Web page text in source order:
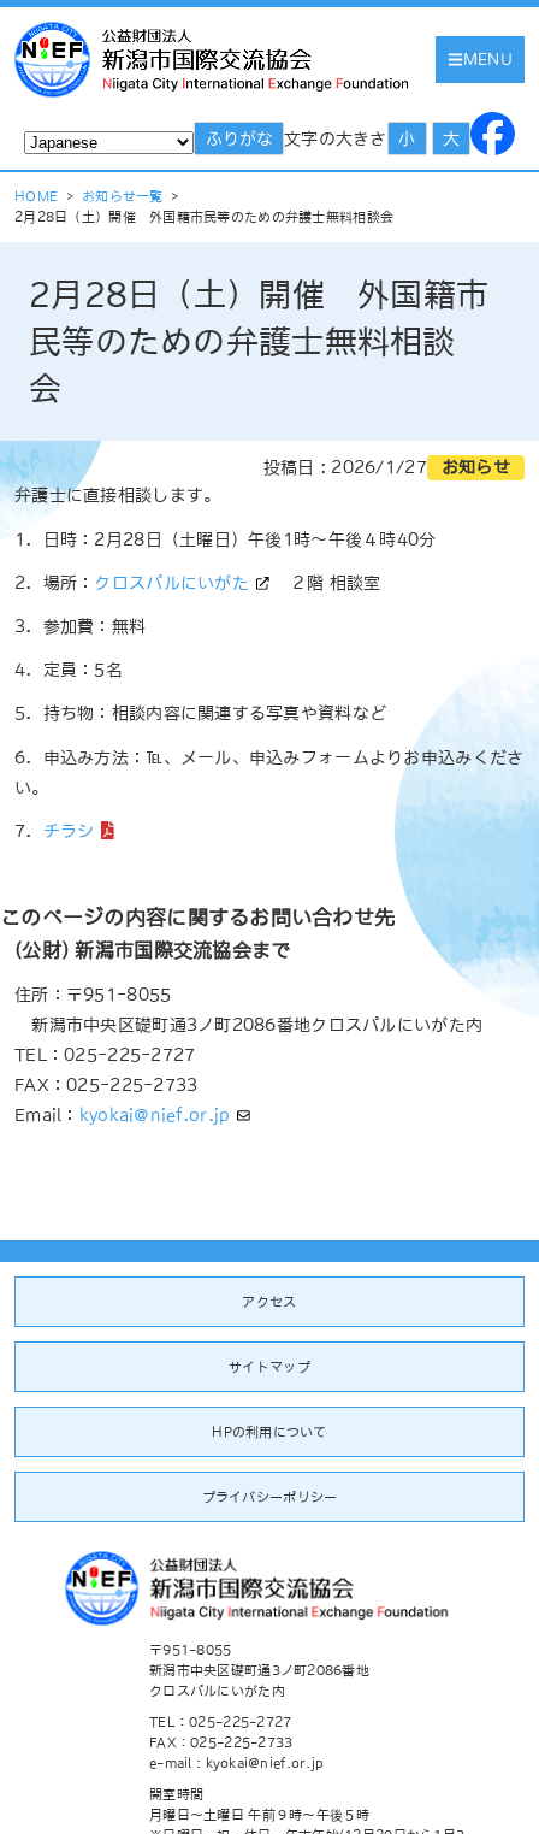
MENU
ふりがな 文字の大きさ 小 大
HOME > お知らせ一覧
>
2月28日（土）開催 外国籍市民等のための弁護士無料相談会
2月28日（土）開催 外国籍市
民等のための弁護士無料相談
会
投稿日 : 2026/1/27
お知らせ
弁護士に直接相談します。
1．日時：2月28日（土曜日）午後1時〜午後４時40分
2．場所： クロスパルにいがた ２階 相談室
3．参加費：無料
4．定員：5名
5．持ち物：相談内容に関連する写真や資料など
6．申込み方法：℡、メール、申込みフォームよりお申込みくださ
い。
7． チラシ
このページの内容に関するお問い合わせ先
(公財) 新潟市国際交流協会まで
住所：〒951-8055
新潟市中央区礎町通3ノ町2086番地クロスパルにいがた内
TEL：025-225-2727
FAX：025-225-2733
Email：
kyokai@nief.or.jp
アクセス
サイトマップ
HPの利用について
プライバシーポリシー
〒951-8055
新潟市中央区礎町通3ノ町2086番地
クロスパルにいがた内
TEL：025-225-2727
FAX：025-225-2733
e-mail : kyokai@nief.or.jp
開室時間
月曜日～土曜日 午前９時～午後５時